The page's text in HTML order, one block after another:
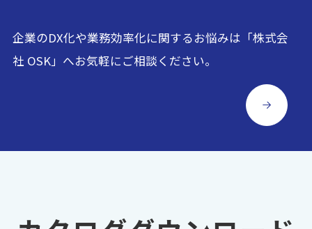
企業のDX化や業務効率化に関するお悩みは「株式会
社 OSK」へお気軽にご相談ください。